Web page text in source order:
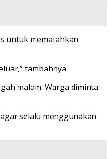
untuk mematahkan
tambahnya.
malam. Warga diminta
selalu menggunakan